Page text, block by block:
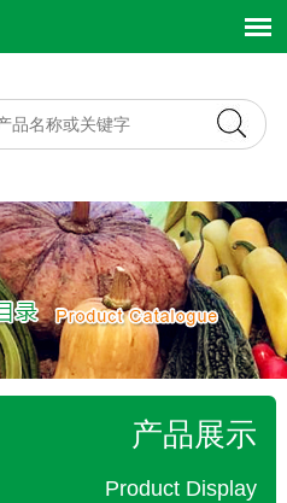
产品展示
Product Display